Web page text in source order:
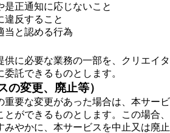
是正通知に応じないこと
違反すること
当と認める行為
供に必要な業務の一部を、クリエイタ
託できるものとします。
の変更、廃止等）
重要な変更があった場合は、本サービ
ができるものとします。この場合、
みやかに、本サービスを中止又は廃止